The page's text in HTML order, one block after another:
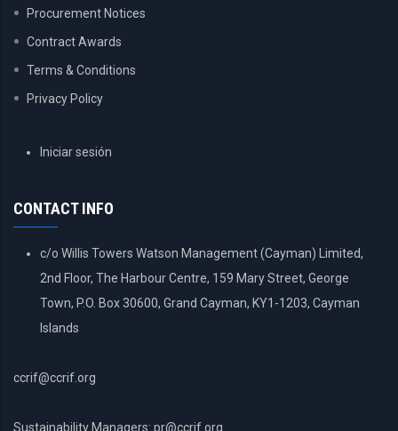
Procurement Notices
Contract Awards
Terms & Conditions
Privacy Policy
USERIniciar sesión
CONTACT INFO
c/o Willis Towers Watson Management (Cayman) Limited,
2nd Floor, The Harbour Centre, 159 Mary Street, George
Town, P.O. Box 30600, Grand Cayman, KY1-1203, Cayman
Islands
ccrif@ccrif.org
Sustainability Managers: pr@ccrif.org